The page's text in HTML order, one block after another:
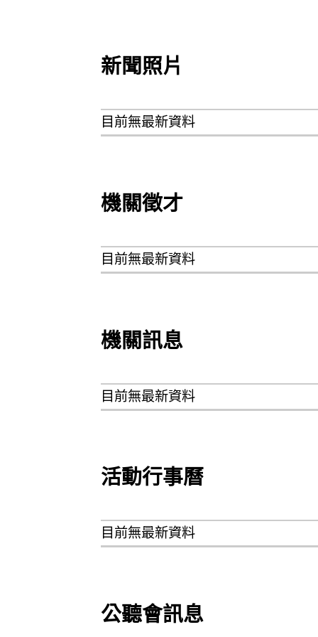
新聞照片
目前無最新資料
機關徵才
目前無最新資料
機關訊息
目前無最新資料
活動行事曆
目前無最新資料
公聽會訊息